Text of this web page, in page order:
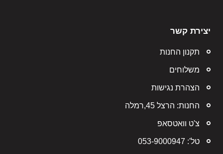
יצירת קשר
תקנון החנות
משלוחים
הצהרת נגישות
החנות: הרצל 45,רמלה
צ'ט וואטסאפ
טל': 053-9000947